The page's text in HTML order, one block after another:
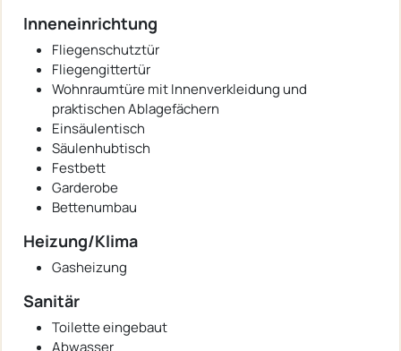
Inneneinrichtung
Fliegenschutztür
Fliegengittertür
Wohnraumtüre mit Innenverkleidung und
praktischen Ablagefächern
Einsäulentisch
Säulenhubtisch
Festbett
Garderobe
Bettenumbau
Heizung/Klima
Gasheizung
Sanitär
Toilette eingebaut
Abwasser